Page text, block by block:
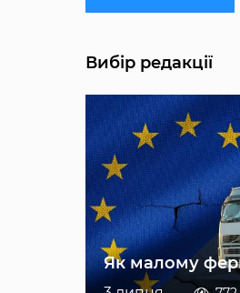
Вибір редакції
Як малому